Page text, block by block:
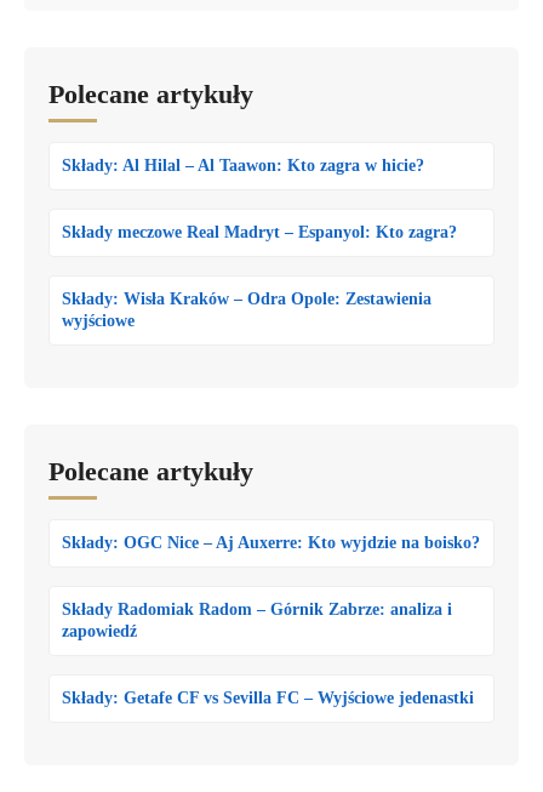
Polecane artykuły
Składy: Al Hilal – Al Taawon: Kto zagra w hicie?
Składy meczowe Real Madryt – Espanyol: Kto zagra?
Składy: Wisła Kraków – Odra Opole: Zestawienia
wyjściowe
Polecane artykuły
Składy: OGC Nice – Aj Auxerre: Kto wyjdzie na boisko?
Składy Radomiak Radom – Górnik Zabrze: analiza i
zapowiedź
Składy: Getafe CF vs Sevilla FC – Wyjściowe jedenastki